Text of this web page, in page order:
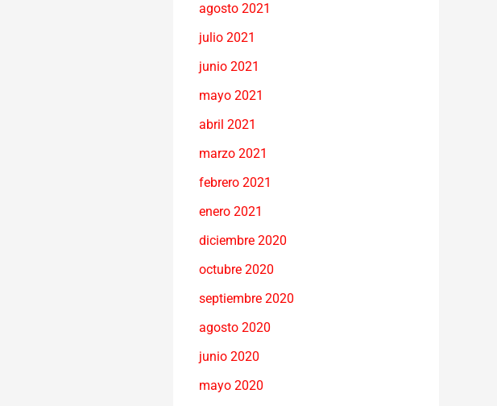
agosto 2021
julio 2021
junio 2021
mayo 2021
abril 2021
marzo 2021
febrero 2021
enero 2021
diciembre 2020
octubre 2020
septiembre 2020
agosto 2020
junio 2020
mayo 2020